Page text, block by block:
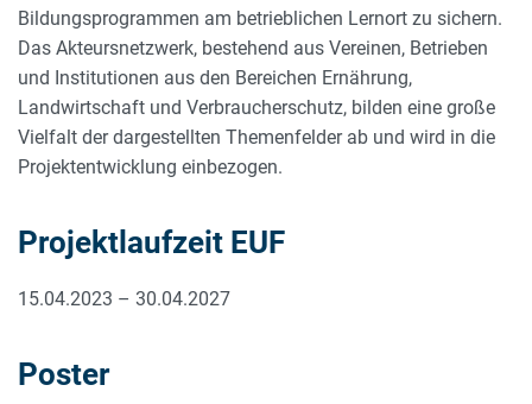
Bildungsprogrammen am betrieblichen Lernort zu sichern.
Das Akteursnetzwerk, bestehend aus Vereinen, Betrieben
und Institutionen aus den Bereichen Ernährung,
Landwirtschaft und Verbraucherschutz, bilden eine große
Vielfalt der dargestellten Themenfelder ab und wird in die
Projektentwicklung einbezogen.
Projektlaufzeit EUF
15.04.2023 – 30.04.2027
Poster